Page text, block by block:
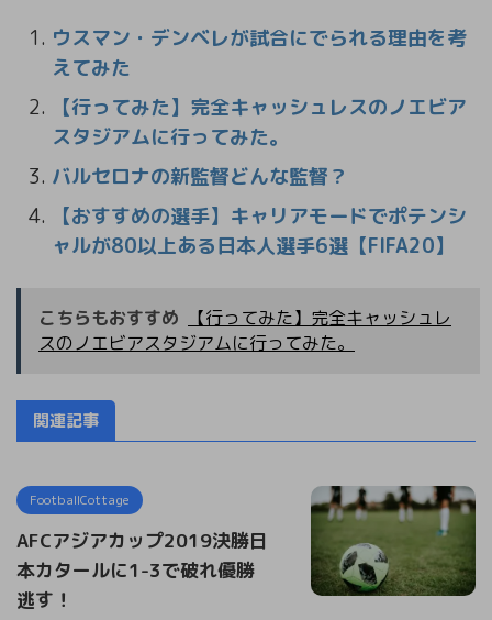
ウスマン・デンベレが試合にでられる理由を考
えてみた
【行ってみた】完全キャッシュレスのノエビア
スタジアムに行ってみた。
バルセロナの新監督どんな監督？
【おすすめの選手】キャリアモードでポテンシ
ャルが80以上ある日本人選手6選【FIFA20】
こちらもおすすめ
【行ってみた】完全キャッシュレ
スのノエビアスタジアムに行ってみた。
関連記事
FootballCottage
AFCアジアカップ2019決勝日
本カタールに1-3で破れ優勝
逃す！